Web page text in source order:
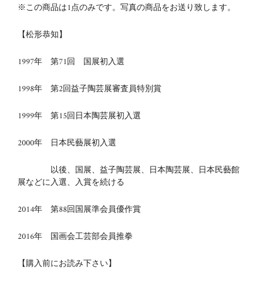
※この商品は1点のみです。写真の商品をお送り致します。
【松形恭知】
1997年 第71回 国展初入選
1998年 第2回益子陶芸展審査員特別賞
1999年 第15回日本陶芸展初入選
2000年 日本民藝展初入選
以後、国展、益子陶芸展、日本陶芸展、日本民藝館
展などに入選、入賞を続ける
2014年 第88回国展準会員優作賞
2016年 国画会工芸部会員推拳
【購入前にお読み下さい】